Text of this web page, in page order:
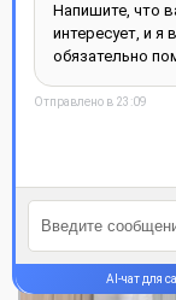
зубов
Цена на
Название
350…
ДЕТАЛЬНЕЕ